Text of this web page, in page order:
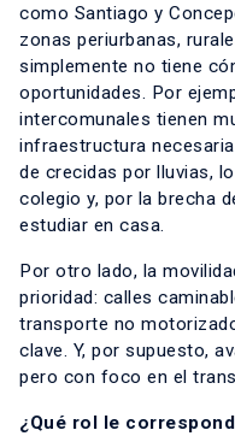
como Santiago y
zonas periurbanas,
simplemente no tiene
oportunidades. Por
intercomunales tienen
infraestructura
de crecidas por lluvias,
colegio y, por la brecha
estudiar en casa.
Por otro lado, la
prioridad: calles
transporte no
clave. Y, por supuesto,
pero con foco en el
¿Qué rol le